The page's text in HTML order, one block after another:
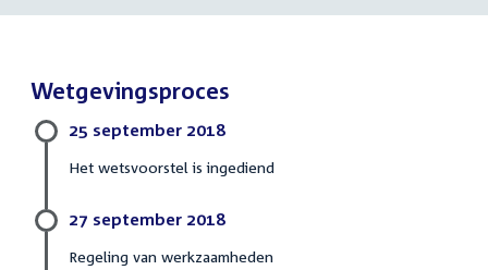
Wetgevingsproces
25 september 2018
Het wetsvoorstel is ingediend
27 september 2018
Regeling van werkzaamheden